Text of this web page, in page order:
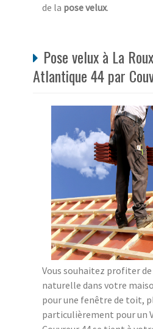
de la pose velux.
Pose velux à La
Atlantique 44 par
Vous souhaitez profiter
naturelle dans votre
pour une fenêtre de toit,
particulièrement pour un